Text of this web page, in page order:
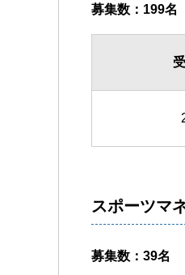
募集数：199名
スポーツマ
募集数：39名